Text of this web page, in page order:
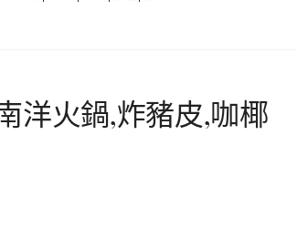
洋火鍋,炸豬皮,咖椰